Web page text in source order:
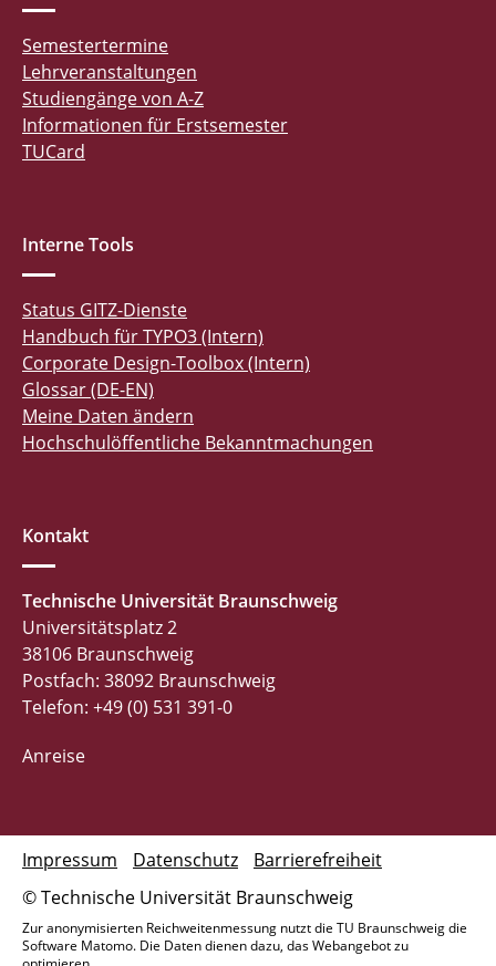
Semestertermine
Lehrveranstaltungen
Studiengänge von A-Z
Informationen für Erstsemester
TUCard
Interne Tools
Status GITZ-Dienste
Handbuch für TYPO3 (Intern)
Corporate Design-Toolbox (Intern)
Glossar (DE-EN)
Meine Daten ändern
Hochschulöffentliche Bekanntmachungen
Kontakt
Technische Universität Braunschweig
Universitätsplatz 2
38106 Braunschweig
Postfach: 38092 Braunschweig
Telefon: +49 (0) 531 391-0
Anreise
© Technische Universität Braunschweig
Impressum Datenschutz Barrierefreiheit
Zur anonymisierten Reichweitenmessung nutzt die TU Braunschweig die
Software Matomo. Die Daten dienen dazu, das Webangebot zu